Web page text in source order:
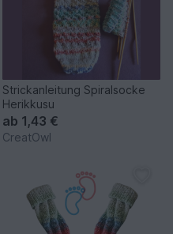
Strickanleitung Spiralsocke
Herikkusu
ab 1,43 €
CreatOwl